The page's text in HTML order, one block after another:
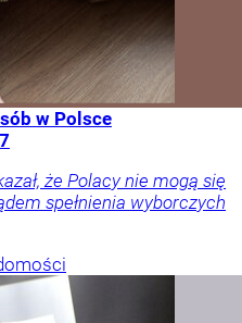
w Polsce
że Polacy nie mogą się
spełnienia wyborczych